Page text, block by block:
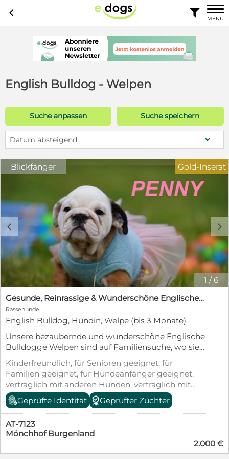
c 
MENÜ
English Bulldog - Welpen
Suche anpassen Suche speichern
Datum absteigend
Blickfänger
1 /6
c d
Gold-Inserat
Gesunde, Reinrassige & Wunderschöne Englische Bulldogge Welpen
Rassehunde
English Bulldog, Hündin, Welpe (bis 3 Monate)
Unsere bezaubernde und wunderschöne Englische
Bulldogge Welpen sind auf Familiensuche, wo sie
glücklich und groß werden, kuscheln und toben
können. Die Kleinen sollten auch im neuen
Zuhause ein echtes Familienmitglied sein. Unsere
Welpen wachsen mit Familienanschluss mitten im
Geschehen auf und lernen alles kennen (wie
Alltagssituationen, Geräusche, Autofahren und
Vieles mehr!). Bei uns werden sie 0-24h am Tag
betreut und umsorgt. Wir haben keine
nicht in Zwingerhaltung abgegeben. Im Fokus
Kinderfreundlich, für Senioren geeignet, für
Familien geeignet, für Hundeanfänger geeignet,
verträglich mit anderen Hunden, verträglich mit
Katzen, geimpft (mind. Pflichtimpfungen),
entwurmt, gechipt, mit EU-Heimtierausweis,
Welpenwurf, Stubenrein, Tierschutzgesetz §11
Geprüfte Identität Geprüfter Züchter
AT-7123
Mönchhof Burgenland
2.000 €